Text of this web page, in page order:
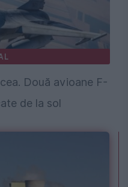
Două avioane F-
de la sol